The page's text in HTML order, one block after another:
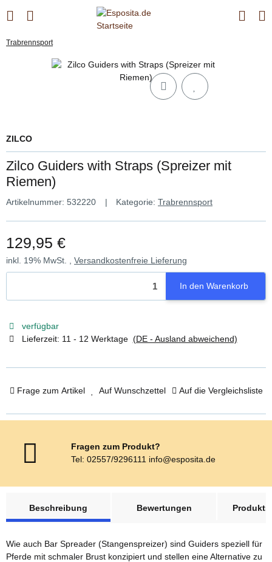
Trabrennsport
ZILCO
Zilco Guiders with Straps (Spreizer mit
Riemen)
Artikelnummer: 532220 Kategorie: Trabrennsport
129,95 €
inkl. 19% MwSt. , Versandkostenfreie Lieferung
In den Warenkorb
verfügbar
Lieferzeit: 11 - 12 Werktage (DE - Ausland abweichend)
Frage zum Artikel Auf Wunschzettel Auf die Vergleichsliste
Fragen zum Produkt?
Tel: 02557/9296111 info@esposita.de
Beschreibung
Bewertungen
Wie auch Bar Spreader (Stangenspreizer) sind Guiders speziell für
Pferde mit schmaler Brust konzipiert und stellen eine Alternative zu